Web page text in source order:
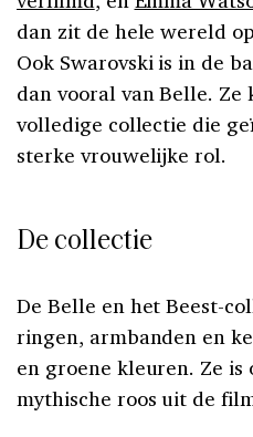
dan zit de hele wereld
Ook Swarovski is in de
dan vooral van Belle. Ze
volledige collectie die
sterke vrouwelijke rol.
De collectie
De Belle en het Beest-
ringen, armbanden en
en groene kleuren. Ze is
mythische roos uit de